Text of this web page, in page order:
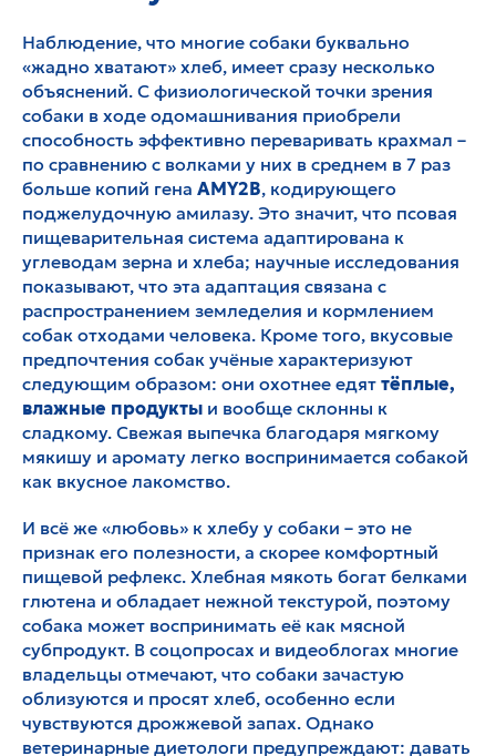
Наблюдение, что многие собаки буквально
«жадно хватают» хлеб, имеет сразу несколько
объяснений. С физиологической точки зрения
собаки в ходе одомашнивания приобрели
способность эффективно переваривать крахмал –
по сравнению с волками у них в среднем в 7 раз
больше копий гена AMY2B, кодирующего
поджелудочную амилазу. Это значит, что псовая
пищеварительная система адаптирована к
углеводам зерна и хлеба; научные исследования
показывают, что эта адаптация связана с
распространением земледелия и кормлением
собак отходами человека. Кроме того, вкусовые
предпочтения собак учёные характеризуют
следующим образом: они охотнее едят тёплые,
влажные продукты и вообще склонны к
сладкому. Свежая выпечка благодаря мягкому
мякишу и аромату легко воспринимается собакой
как вкусное лакомство.
И всё же «любовь» к хлебу у собаки – это не
признак его полезности, а скорее комфортный
пищевой рефлекс. Хлебная мякоть богат белками
глютена и обладает нежной текстурой, поэтому
собака может воспринимать её как мясной
субпродукт. В соцопросах и видеоблогах многие
владельцы отмечают, что собаки зачастую
облизуются и просят хлеб, особенно если
чувствуются дрожжевой запах. Однако
ветеринарные диетологи предупреждают: давать